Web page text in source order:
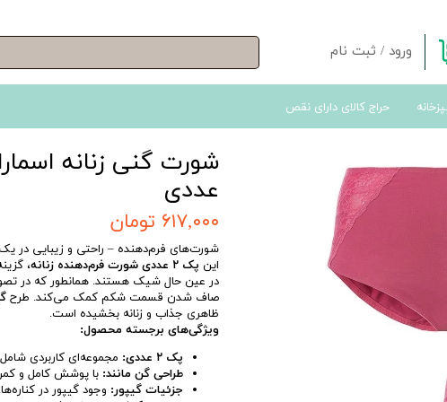
ورود / ثبت نام
تغییر گذر واژه
خروج از حساب کاربری
حراج کالای دارای نقص
شورت گنی زنانه
عددی
۶۱۷,۰۰۰ تومان
شورت‌های فرم‌دهنده – راحتی و زیبایی در
این پک ۲ عددی شورت فرم‌دهنده زنانه
،
در عین حال شیک هستند. همانطور که در
صاف شدن قسمت شکم کمک می‌کند. طرح
ظاهری جذاب و زنانه بخشیده است.
ویژگی‌های برجسته محصول:
پک ۲ عددی:
مجموعه‌ای کاربردی
طراحی گن مانند: با پوشش کامل و
جزئیات گیپور: وجود گیپور در